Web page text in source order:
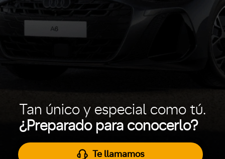
Tan único y especial como tú.
¿Preparado para conocerlo?
Te llamamos